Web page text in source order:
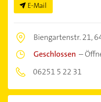
E-Mail
Biengartenstr. 21,
Geschlossen –
06251 5 22 31